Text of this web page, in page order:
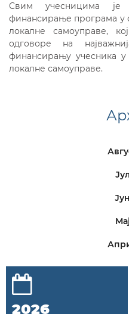
Свим учесницима
финансирање програма у
локалне самоуправе,
одговоре на
финансирању учесника
локалне самоуправе.
2026